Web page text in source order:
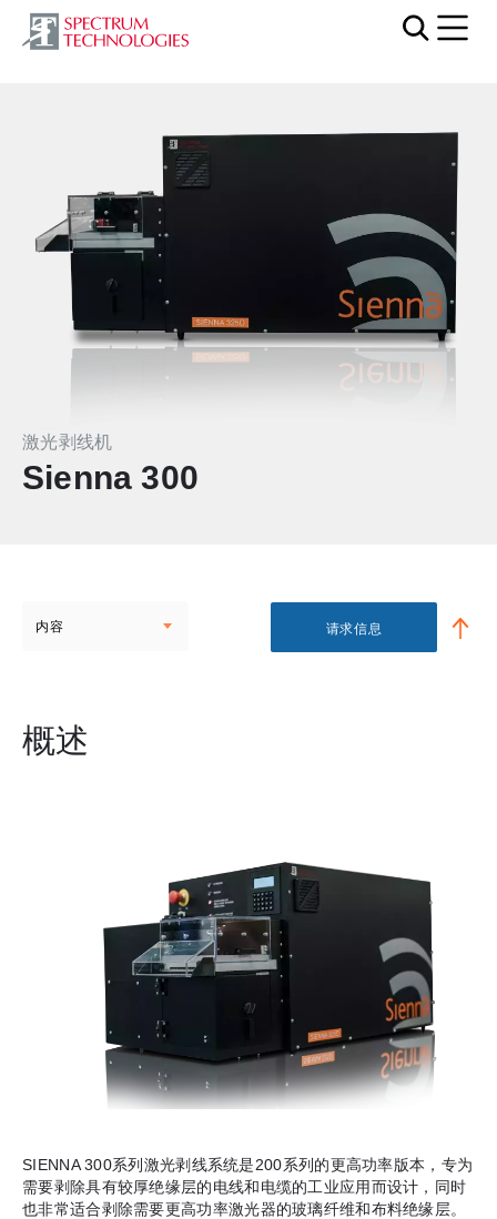
激光剥线机
Sienna 300
内容 请求信息
概述
SIENNA 300系列激光剥线系统是200系列的更高功率版本，专为
需要剥除具有较厚绝缘层的电线和电缆的工业应用而设计，同时
也非常适合剥除需要更高功率激光器的玻璃纤维和布料绝缘层。